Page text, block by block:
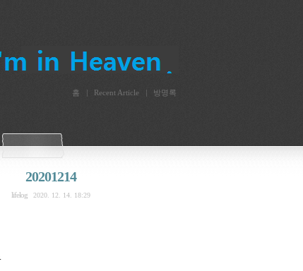
홈 Recent Article 방명록
20201214
lifelog 2020. 12. 14. 18:29